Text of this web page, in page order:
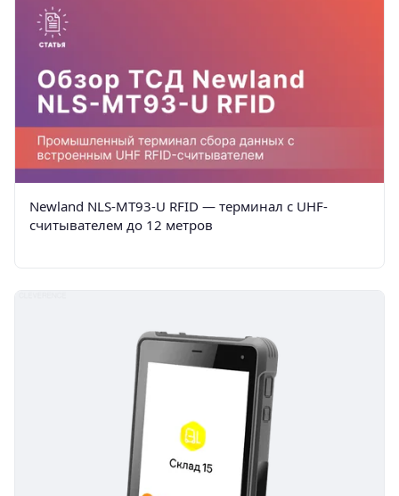
Newland NLS-MT93-U RFID — терминал с UHF-
считывателем до 12 метров